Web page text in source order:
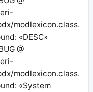
«DESC»
@
«System